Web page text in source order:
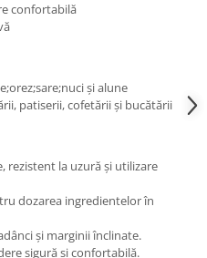
confortabilă
și alune
patiserii, cofetării și bucătării
rezistent la uzură și utilizare
dozarea ingredientelor în
și marginii înclinate.
sigură și confortabilă.